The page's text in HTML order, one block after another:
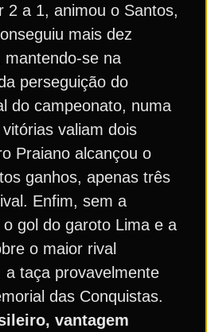
2 a 1, animou o Santos,
mais dez
se na
perseguição do
do campeonato, numa
valiam dois
Praiano alcançou o
ganhos, apenas três
Enfim, sem a
gol do garoto Lima e a
o maior rival
a taça provavelmente
das Conquistas.
vantagem